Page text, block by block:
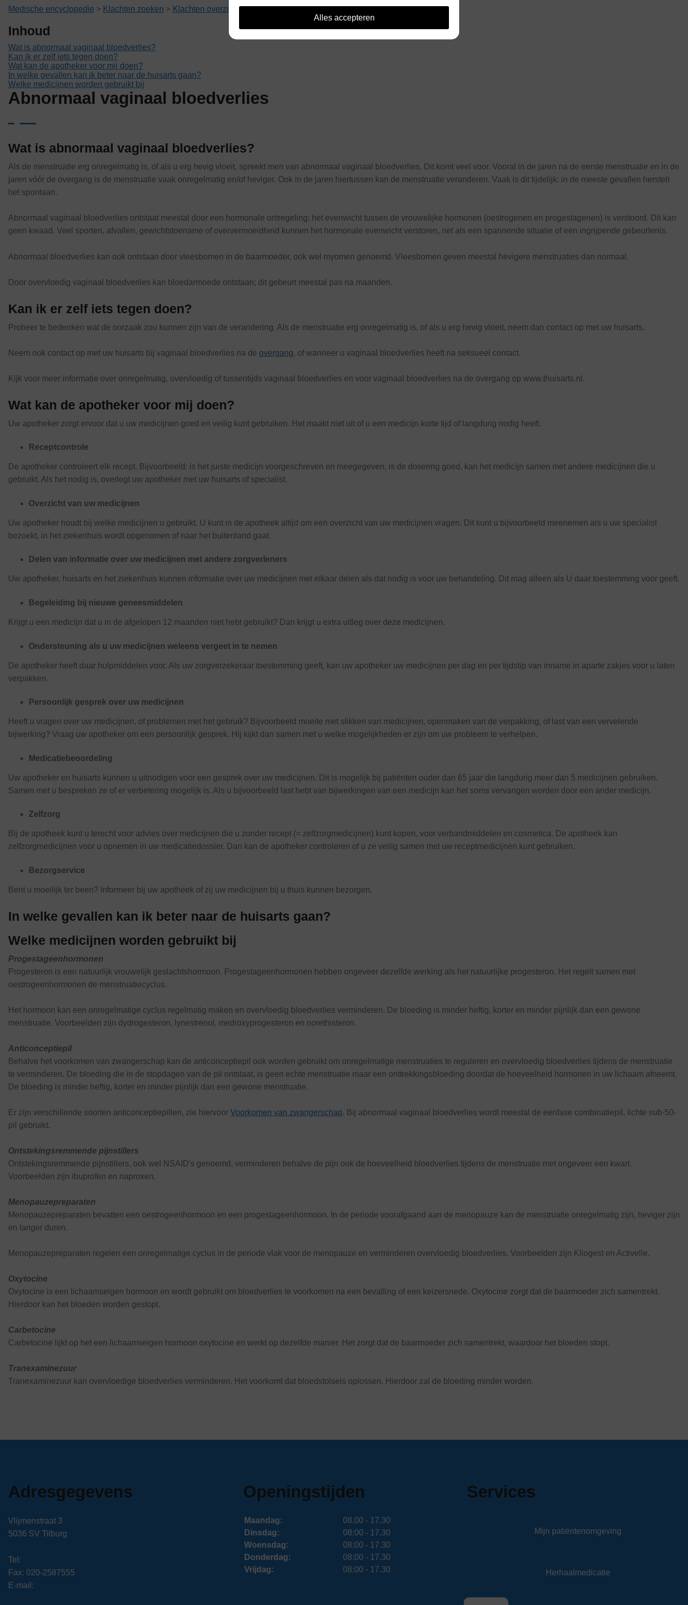
Alles accepteren
Medische encyclopedie > Klachten zoeken > Klachten overzicht>Abnormaal vaginaal bloedverlies
Inhoud
Wat is abnormaal vaginaal bloedverlies?
Kan ik er zelf iets tegen doen?
Wat kan de apotheker voor mij doen?
In welke gevallen kan ik beter naar de huisarts gaan?
Welke medicijnen worden gebruikt bij
Abnormaal vaginaal bloedverlies
Wat is abnormaal vaginaal bloedverlies?
Als de menstruatie erg onregelmatig is, of als u erg hevig vloeit, spreekt men van abnormaal vaginaal bloedverlies. Dit komt veel voor. Vooral in de jaren na de eerste menstruatie en in de
jaren vóór de overgang is de menstruatie vaak onregelmatig en/of heviger. Ook in de jaren hiertussen kan de menstruatie veranderen. Vaak is dit tijdelijk: in de meeste gevallen herstelt
het spontaan.
Abnormaal vaginaal bloedverlies ontstaat meestal door een hormonale ontregeling: het evenwicht tussen de vrouwelijke hormonen (oestrogenen en progestagenen) is verstoord. Dit kan
geen kwaad. Veel sporten, afvallen, gewichtstoename of oververmoeidheid kunnen het hormonale evenwicht verstoren, net als een spannende situatie of een ingrijpende gebeurtenis.
Abnormaal bloedverlies kan ook ontstaan door vleesbomen in de baarmoeder, ook wel myomen genoemd. Vleesbomen geven meestal hevigere menstruaties dan normaal.
Door overvloedig vaginaal bloedverlies kan bloedarmoede ontstaan; dit gebeurt meestal pas na maanden.
Kan ik er zelf iets tegen doen?
Probeer te bedenken wat de oorzaak zou kunnen zijn van de verandering. Als de menstruatie erg onregelmatig is, of als u erg hevig vloeit, neem dan contact op met uw huisarts.
Neem ook contact op met uw huisarts bij vaginaal bloedverlies na de overgang, of wanneer u vaginaal bloedverlies heeft na seksueel contact.
Kijk voor meer informatie over onregelmatig, overvloedig of tussentijds vaginaal bloedverlies en voor vaginaal bloedverlies na de overgang op www.thuisarts.nl.
Wat kan de apotheker voor mij doen?
Uw apotheker zorgt ervoor dat u uw medicijnen goed en veilig kunt gebruiken. Het maakt niet uit of u een medicijn korte tijd of langdurig nodig heeft.
Receptcontrole
De apotheker controleert elk recept. Bijvoorbeeld: is het juiste medicijn voorgeschreven en meegegeven, is de dosering goed, kan het medicijn samen met andere medicijnen die u
gebruikt. Als het nodig is, overlegt uw apotheker met uw huisarts of specialist.
Overzicht van uw medicijnen
Uw apotheker houdt bij welke medicijnen u gebruikt. U kunt in de apotheek altijd om een overzicht van uw medicijnen vragen. Dit kunt u bijvoorbeeld meenemen als u uw specialist
bezoekt, in het ziekenhuis wordt opgenomen of naar het buitenland gaat.
Delen van informatie over uw medicijnen met andere zorgverleners
Uw apotheker, huisarts en het ziekenhuis kunnen informatie over uw medicijnen met elkaar delen als dat nodig is voor uw behandeling. Dit mag alleen als U daar toestemming voor geeft.
Begeleiding bij nieuwe geneesmiddelen
Krijgt u een medicijn dat u in de afgelopen 12 maanden niet hebt gebruikt? Dan krijgt u extra uitleg over deze medicijnen.
Ondersteuning als u uw medicijnen weleens vergeet in te nemen
De apotheker heeft daar hulpmiddelen voor. Als uw zorgverzekeraar toestemming geeft, kan uw apotheker uw medicijnen per dag en per tijdstip van inname in aparte zakjes voor u laten
verpakken.
Persoonlijk gesprek over uw medicijnen
Heeft u vragen over uw medicijnen, of problemen met het gebruik? Bijvoorbeeld moeite met slikken van medicijnen, openmaken van de verpakking, of last van een vervelende
bijwerking? Vraag uw apotheker om een persoonlijk gesprek. Hij kijkt dan samen met u welke mogelijkheden er zijn om uw probleem te verhelpen.
Medicatiebeoordeling
Uw apotheker en huisarts kunnen u uitnodigen voor een gesprek over uw medicijnen. Dit is mogelijk bij patiënten ouder dan 65 jaar die langdurig meer dan 5 medicijnen gebruiken.
Samen met u bespreken ze of er verbetering mogelijk is. Als u bijvoorbeeld last hebt van bijwerkingen van een medicijn kan het soms vervangen worden door een ander medicijn.
Zelfzorg
Bij de apotheek kunt u terecht voor advies over medicijnen die u zonder recept (= zelfzorgmedicijnen) kunt kopen, voor verbandmiddelen en cosmetica. De apotheek kan
zelfzorgmedicijnen voor u opnemen in uw medicatiedossier. Dan kan de apotheker controleren of u ze veilig samen met uw receptmedicijnen kunt gebruiken.
Bezorgservice
Bent u moeilijk ter been? Informeer bij uw apotheek of zij uw medicijnen bij u thuis kunnen bezorgen.
In welke gevallen kan ik beter naar de huisarts gaan?
Welke medicijnen worden gebruikt bij
Progestageenhormonen
Progesteron is een natuurlijk vrouwelijk geslachtshormoon. Progestageenhormonen hebben ongeveer dezelfde werking als het natuurlijke progesteron. Het regelt samen met
oestrogeenhormonen de menstruatiecyclus.
Het hormoon kan een onregelmatige cyclus regelmatig maken en overvloedig bloedverlies verminderen. De bloeding is minder heftig, korter en minder pijnlijk dan een gewone
menstruatie. Voorbeelden zijn dydrogesteron, lynestrenol, medroxyprogesteron en norethisteron.
Anticonceptiepil
Behalve het voorkomen van zwangerschap kan de anticonceptiepil ook worden gebruikt om onregelmatige menstruaties te reguleren en overvloedig bloedverlies tijdens de menstruatie
te verminderen. De bloeding die in de stopdagen van de pil ontstaat, is geen echte menstruatie maar een onttrekkingsbloeding doordat de hoeveelheid hormonen in uw lichaam afneemt.
De bloeding is minder heftig, korter en minder pijnlijk dan een gewone menstruatie.
Er zijn verschillende soorten anticonceptiepillen, zie hiervoor Voorkomen van zwangerschap. Bij abnormaal vaginaal bloedverlies wordt meestal de eenfase combinatiepil, lichte sub-50-
pil gebruikt.
Ontstekingsremmende pijnstillers
Ontstekingsremmende pijnstillers, ook wel NSAID's genoemd, verminderen behalve de pijn ook de hoeveelheid bloedverlies tijdens de menstruatie met ongeveer een kwart.
Voorbeelden zijn ibuprofen en naproxen.
Menopauzepreparaten
Menopauzepreparaten bevatten een oestrogeenhormoon en een progestageenhormoon. In de periode voorafgaand aan de menopauze kan de menstruatie onregelmatig zijn, heviger zijn
en langer duren.
Menopauzepreparaten regelen een onregelmatige cyclus in de periode vlak voor de menopauze en verminderen overvloedig bloedverlies. Voorbeelden zijn Kliogest en Activelle.
Oxytocine
Oxytocine is een lichaamseigen hormoon en wordt gebruikt om bloedverlies te voorkomen na een bevalling of een keizersnede. Oxytocine zorgt dat de baarmoeder zich samentrekt.
Hierdoor kan het bloeden worden gestopt.
Carbetocine
Carbetocine lijkt op het een lichaamseigen hormoon oxytocine en werkt op dezelfde manier. Het zorgt dat de baarmoeder zich samentrekt, waardoor het bloeden stopt.
Tranexaminezuur
Tranexaminezuur kan overvloedige bloedverlies verminderen. Het voorkomt dat bloedstolsels oplossen. Hierdoor zal de bloeding minder worden.
Adresgegevens
Vlijmenstraat 3
5036 SV Tilburg
Tel:
Fax: 020-2587555
E-mail:
Openingstijden
Maandag:
08.00 - 17.30
Dinsdag:
08:00 - 17.30
Woensdag:
08:00 - 17.30
Donderdag:
08:00 - 17.30
Vrijdag:
08:00 - 17.30
Services
Mijn patiëntenomgeving
Herhaalmedicatie